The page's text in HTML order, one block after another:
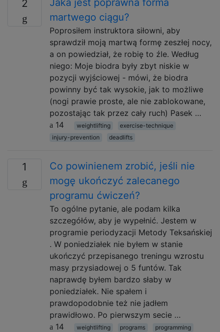
2
Jaka jest poprawna forma
martwego ciągu?
Poprosiłem instruktora siłowni, aby
sprawdził moją martwą formę zeszłej nocy,
a on powiedział, że robię to źle. Według
niego: Moje biodra były zbyt niskie w
pozycji wyjściowej - mówi, że biodra
powinny być tak wysokie, jak to możliwe
(nogi prawie proste, ale nie zablokowane,
pozostając tak przez cały ruch) Pasek …
14
weightlifting
exercise-technique
injury-prevention
deadlifts
1
Co powinienem zrobić, jeśli nie
mogę ukończyć zalecanego
programu ćwiczeń?
To ogólne pytanie, ale podam kilka
szczegółów, aby je wypełnić. Jestem w
programie periodyzacji Metody Teksańskiej
. W poniedziałek nie byłem w stanie
ukończyć przepisanego treningu wzrostu
masy przysiadowej o 5 funtów. Tak
naprawdę byłem bardzo słaby w
poniedziałek. Nie spałem i
prawdopodobnie też nie jadłem
prawidłowo. Po pierwszym secie …
14
weightlifting programs
programming